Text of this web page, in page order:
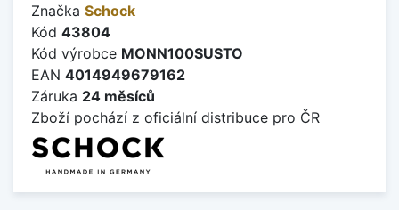
Značka Schock
Kód 43804
Kód výrobce MONN100SUSTO
EAN 4014949679162
Záruka 24 měsíců
Zboží pochází z oficiální distribuce pro ČR